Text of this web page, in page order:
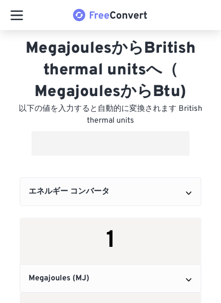
MegajoulesからBritish
thermal unitsへ（
MegajoulesからBtu)
以下の値を入力すると自動的に変換されます British
thermal units